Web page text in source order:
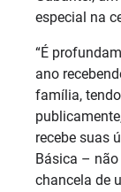
especial na
“É
ano
família,
recebe suas
Básica –
chancela de